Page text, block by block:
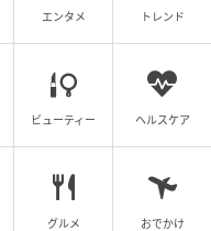
小物類を収納できま
。
エンタメ トレンド
ビューティー ヘルスケア
グルメ おでかけ